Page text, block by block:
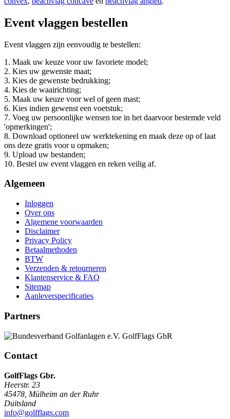
Event vlaggen bestellen
Event vlaggen zijn eenvoudig te bestellen:
1. Maak uw keuze voor uw favoriete model;
2. Kies uw gewenste maat;
3. Kies de gewenste bedrukking;
4. Kies de waairichting;
5. Maak uw keuze voor wel of geen mast;
6. Kies indien gewenst een voetstuk;
7. Voeg uw persoonlijke wensen toe in het daarvoor bestemde veld
'opmerkingen';
8. Download optioneel uw werktekening en maak deze op of laat
ons deze gratis voor u opmaken;
9. Upload uw bestanden;
10. Bestel uw event vlaggen en reken veilig af.
Algemeen
Inloggen
Over ons
Algemene voorwaarden
Disclaimer
Privacy Policy
Betaalmethoden
BTW
Verzenden & retourneren
Klantenservice & FAQ
Sitemap
Aanleverspecificaties
Partners
Contact
GolfFlags Gbr.
Heerstr. 23
45478 Mülheim an der Ruhr
Duitsland
info@golfflags.com